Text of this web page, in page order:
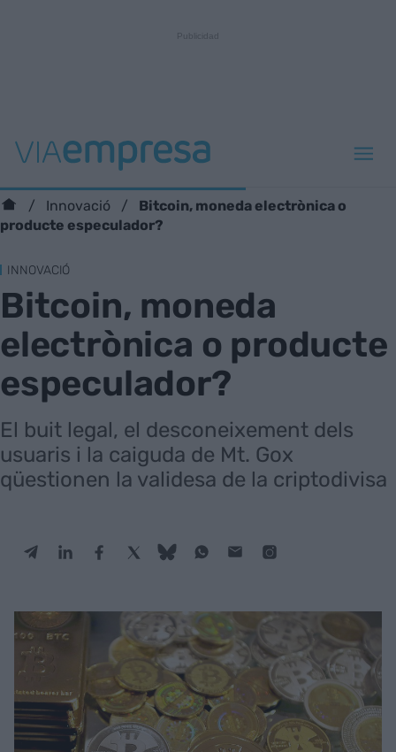
Innovació
Bitcoin, moneda electrònica o
producte especulador?
INNOVACIÓ
Bitcoin, moneda
electrònica o producte
especulador?
El buit legal, el desconeixement dels
usuaris i la caiguda de Mt. Gox
qüestionen la validesa de la criptodivisa